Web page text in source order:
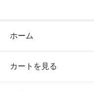
ホーム
カートを見る